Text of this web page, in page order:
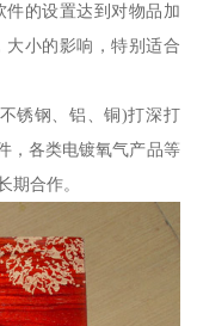
的设置达到对物品加
大小的影响，特别适合
锈钢、铝、铜)打深打
，各类电镀氧气产品等
期合作。